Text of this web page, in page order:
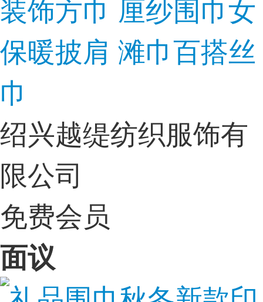
装饰方巾 厘纱围巾女
保暖披肩 滩巾百搭丝
巾
绍兴越缇纺织服饰有
限公司
免费会员
面议